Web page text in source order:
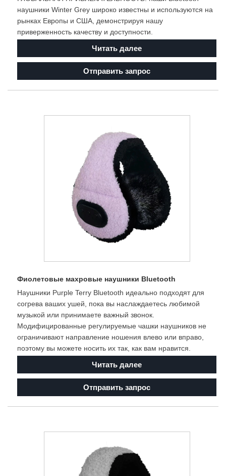
наушники Winter Grey широко известны и используются на
рынках Европы и США, демонстрируя нашу
приверженность качеству и доступности.
Читать далее
Отправить запрос
Фиолетовые махровые наушники Bluetooth
Наушники Purple Terry Bluetooth идеально подходят для
согрева ваших ушей, пока вы наслаждаетесь любимой
музыкой или принимаете важный звонок.
Модифицированные регулируемые чашки наушников не
ограничивают направление ношения влево или вправо,
поэтому вы можете носить их так, как вам нравится.
Читать далее
Отправить запрос